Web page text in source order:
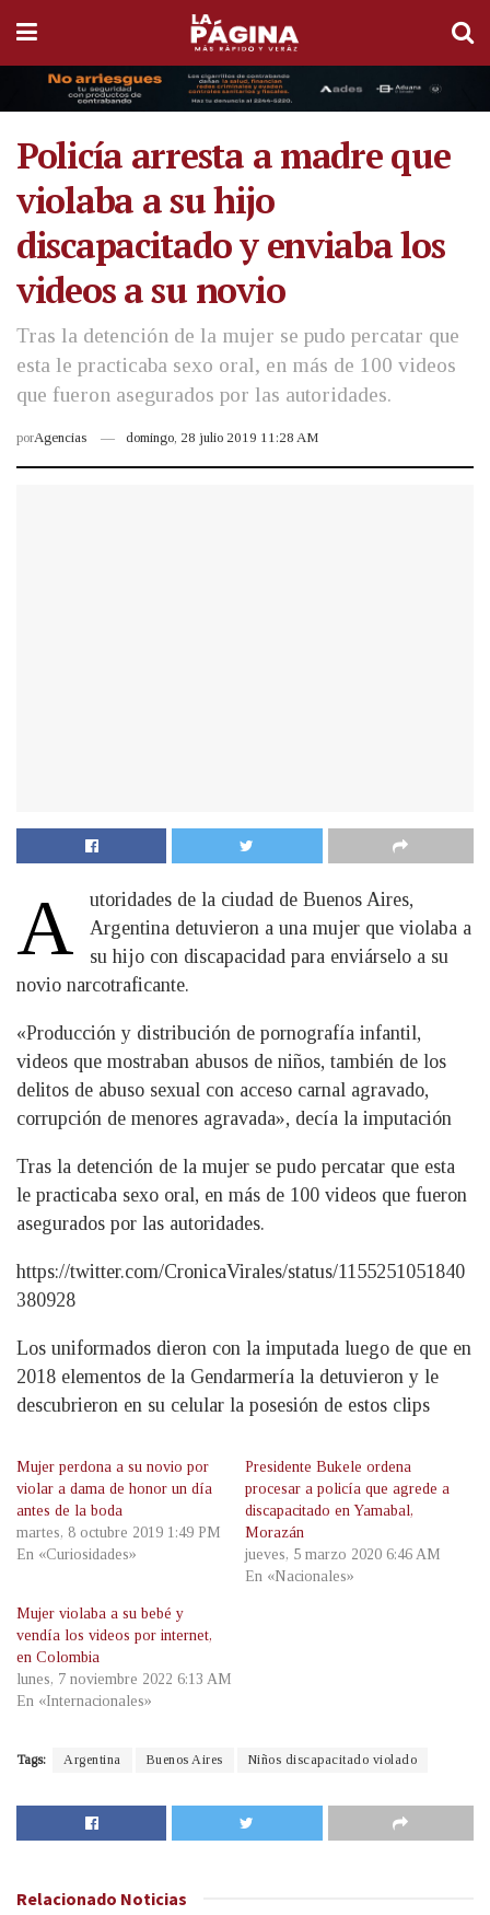
Policía arresta a madre que
violaba a su hijo
discapacitado y enviaba los
videos a su novio
Tras la detención de la mujer se pudo percatar que
esta le practicaba sexo oral, en más de 100 videos
que fueron asegurados por las autoridades.
porAgencias domingo, 28 julio 2019 11:28 AM
A
utoridades de la ciudad de Buenos Aires,
Argentina detuvieron a una mujer que violaba a
su hijo con discapacidad para enviárselo a su
novio narcotraficante.
«Producción y distribución de pornografía infantil,
videos que mostraban abusos de niños, también de los
delitos de abuso sexual con acceso carnal agravado,
corrupción de menores agravada», decía la imputación
Tras la detención de la mujer se pudo percatar que esta
le practicaba sexo oral, en más de 100 videos que fueron
asegurados por las autoridades.
https://twitter.com/CronicaVirales/status/1155251051840
380928
Los uniformados dieron con la imputada luego de que en
2018 elementos de la Gendarmería la detuvieron y le
descubrieron en su celular la posesión de estos clips
Mujer perdona a su novio por
violar a dama de honor un día
antes de la boda
martes, 8 octubre 2019 1:49 PM
En «Curiosidades»
Presidente Bukele ordena
procesar a policía que agrede a
discapacitado en Yamabal,
Morazán
jueves, 5 marzo 2020 6:46 AM
En «Nacionales»
Mujer violaba a su bebé y
vendía los videos por internet,
en Colombia
lunes, 7 noviembre 2022 6:13 AM
En «Internacionales»
Tags: Argentina Buenos Aires Niños discapacitado violado
Relacionado Noticias